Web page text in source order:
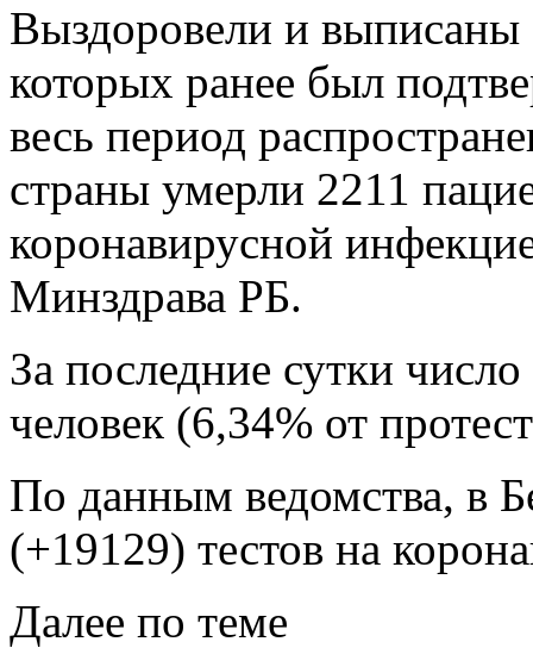
Выздоровели и
которых ранее был
весь период
страны умерли 2211
коронавирусной
Минздрава РБ.
За последние сутки
человек (6,34% от
По данным ведомства, в
(+19129) тестов на
Далее по теме